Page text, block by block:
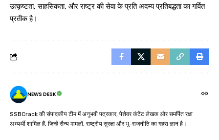
उत्कृष्टता, साहसिकता, और राष्ट्र की सेवा के प्रति अदम्य प्रतिबद्धता का गर्वित
प्रतीक है।
NEWS DESK
SSBCrack की संपादकीय टीम में अनुभवी पत्रकार, पेशेवर कंटेंट लेखक और समर्पित रक्षा
अभ्यर्थी शामिल हैं, जिन्हें सैन्य मामलों, राष्ट्रीय सुरक्षा और भू-राजनीति का गहरा ज्ञान है।